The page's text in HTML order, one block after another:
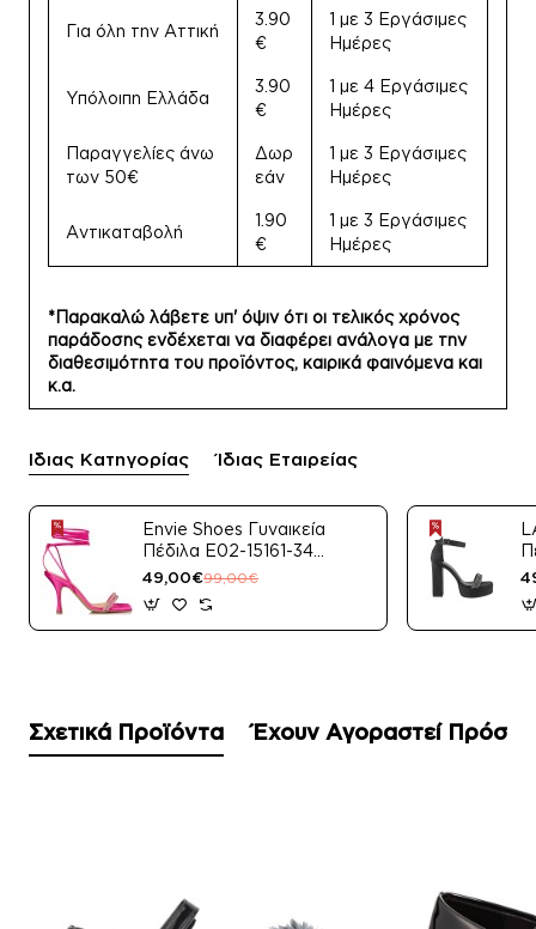
Για όλη την Αττική
3.90
€
1 με 3 Εργάσιμες
Ημέρες
Υπόλοιπη Ελλάδα
3.90
€
1 με 4 Εργάσιμες
Ημέρες
Παραγγελίες άνω
των 50€
Δωρ
εάν
1 με 3 Εργάσιμες
Ημέρες
Αντικαταβολή
1.90
€
1 με 3 Εργάσιμες
Ημέρες
*Παρακαλώ λάβετε υπ' όψιν ότι οι τελικός χρόνος
παράδοσης ενδέχεται να διαφέρει ανάλογα με την
διαθεσιμότητα του προϊόντος, καιρικά φαινόμενα και
κ.α.
Ίδιας Κατηγορίας Ίδιας Εταιρείας
Envie Shoes Γυναικεία
Πέδιλα E02-15161-34
Μαύρο Satin
49,00€99,00€
Σχετικά Προϊόντα Έχουν Αγοραστεί